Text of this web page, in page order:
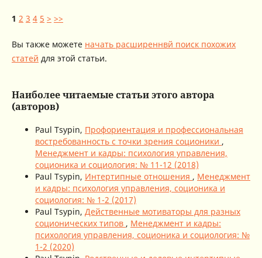
1 2 3 4 5 > >>
Вы также можете начать расширеннвй поиск похожих
статей для этой статьи.
Наиболее читаемые статьи этого автора
(авторов)
Paul Tsypin, Профориентация и профессиональная
востребованность с точки зрения соционики ,
Менеджмент и кадры: психология управления,
соционика и социология: № 11-12 (2018)
Paul Tsypin, Интертипные отношения , Менеджмент
и кадры: психология управления, соционика и
социология: № 1-2 (2017)
Paul Tsypin, Действенные мотиваторы для разных
соционических типов , Менеджмент и кадры:
психология управления, соционика и социология: №
1-2 (2020)